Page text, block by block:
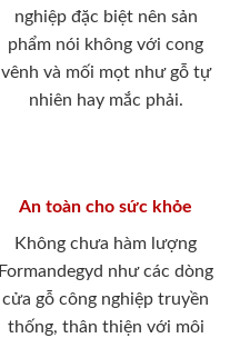
nghiệp đặc biệt nên sản
phẩm nói không với cong
vênh và mối mọt như gỗ tự
nhiên hay mắc phải.
An toàn cho sức khỏe
Không chưa hàm lượng
Formandegyd như các dòng
cửa gỗ công nghiệp truyền
thống, thân thiện với môi